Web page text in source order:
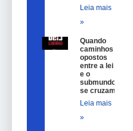
Leia mais
»
Quando
caminhos
opostos
entre a lei
e o
submundo
se cruzam
Leia mais
»